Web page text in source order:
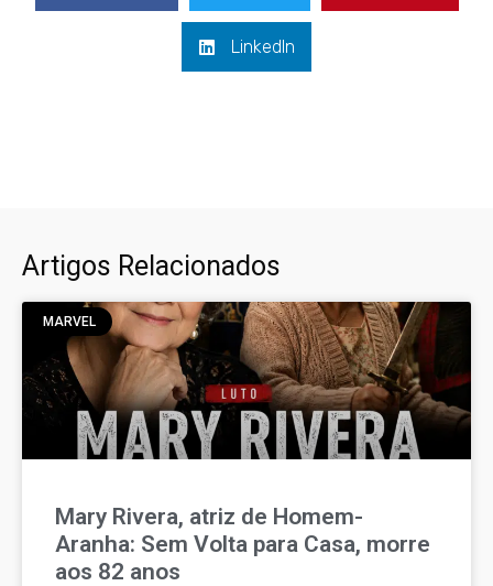
LinkedIn
Artigos Relacionados
MARVEL
Mary Rivera, atriz de Homem-
Aranha: Sem Volta para Casa, morre
aos 82 anos